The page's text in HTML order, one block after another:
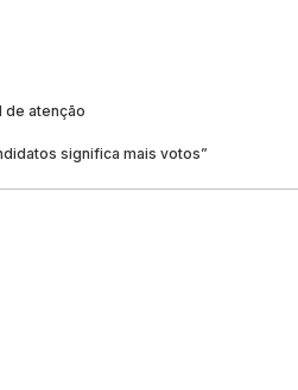
de atenção
significa mais votos”